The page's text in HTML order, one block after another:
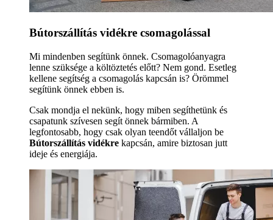
Bútorszállítás vidékre csomagolással
Mi mindenben segítünk önnek. Csomagolóanyagra
lenne szüksége a költöztetés előtt? Nem gond. Esetleg
kellene segítség a csomagolás kapcsán is? Örömmel
segítünk önnek ebben is.
Csak mondja el nekünk, hogy miben segíthetünk és
csapatunk szívesen segít önnek bármiben. A
legfontosabb, hogy csak olyan teendőt vállaljon be
Bútorszállítás vidékre kapcsán, amire biztosan jutt
ideje és energiája.